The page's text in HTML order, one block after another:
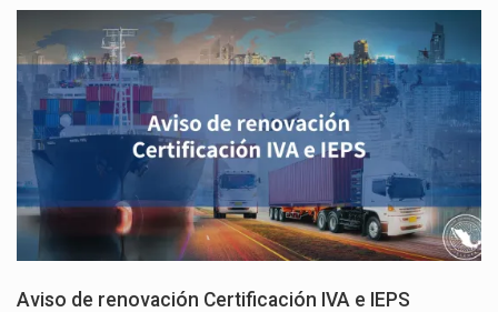
Aviso de renovación Certificación IVA e IEPS